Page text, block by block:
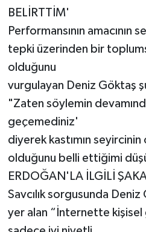
BELİRTTİM'
Performansının amacının
tepki üzerinden bir
olduğunu
vurgulayan Deniz Göktaş
"Zaten söylemin
geçemediniz'
diyerek kastımın seyircinin
olduğunu belli ettiğimi
ERDOĞAN'LA İLGİLİ
Savcılık sorgusunda
yer alan “İnternette kişisel